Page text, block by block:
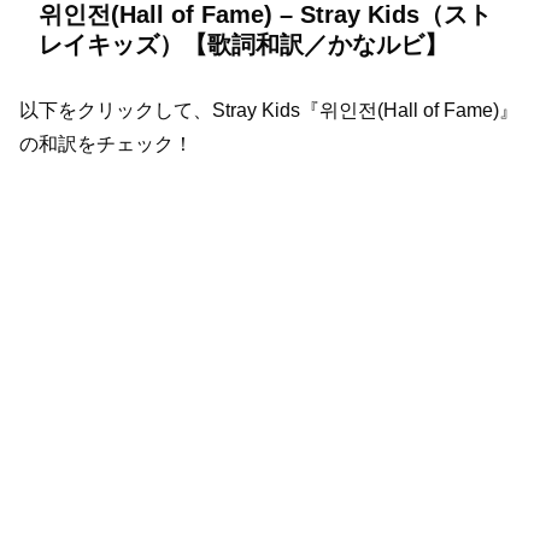
위인전(Hall of Fame) – Stray Kids（スト
レイキッズ）【歌詞和訳／かなルビ】
以下をクリックして、Stray Kids『위인전(Hall of Fame)』
の和訳をチェック！